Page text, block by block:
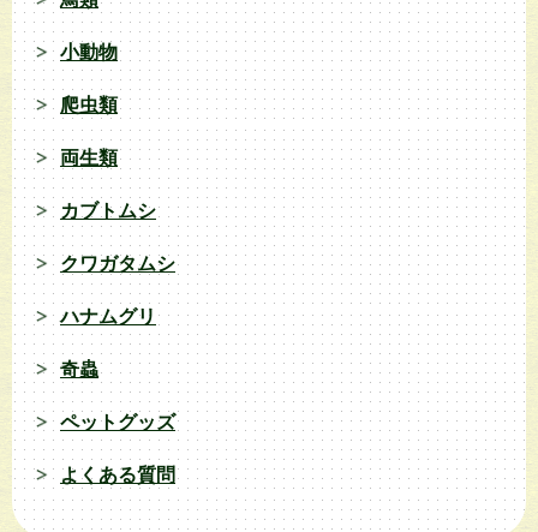
小動物
爬虫類
両生類
カブトムシ
クワガタムシ
ハナムグリ
奇蟲
ペットグッズ
よくある質問